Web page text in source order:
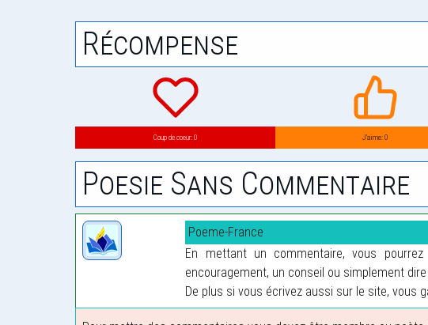
Récompense
Coup de coeur: 0 J’aime: 0
Poesie Sans Commentaire
Poeme-France
En mettant un commentaire, vous
encouragement, un conseil ou simplement dire
De plus si vous écrivez aussi sur le site, vous